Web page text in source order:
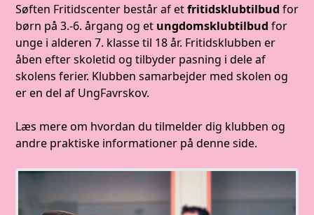
Søften Fritidscenter består af etfritidsklubtilbud for
børn på 3.-6. årgang og et ungdomsklubtilbud for
unge i alderen 7. klasse til 18 år. Fritidsklubben er
åben efter skoletid og tilbyder pasning i dele af
skolens ferier. Klubben samarbejder med skolen og
er en del af UngFavrskov.
Læs mere om hvordan du tilmelder dig klubben og
andre praktiske informationer på denne side.